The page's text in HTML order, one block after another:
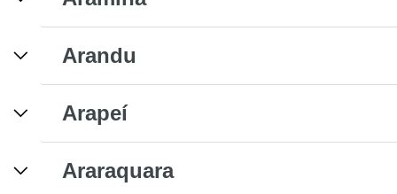
Arandu
Arapeí
Araraquara